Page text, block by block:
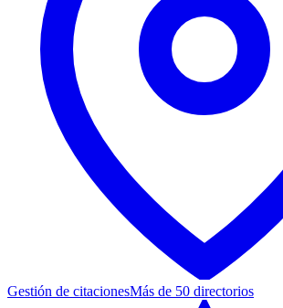
Gestión de citacionesMás de 50 directorios